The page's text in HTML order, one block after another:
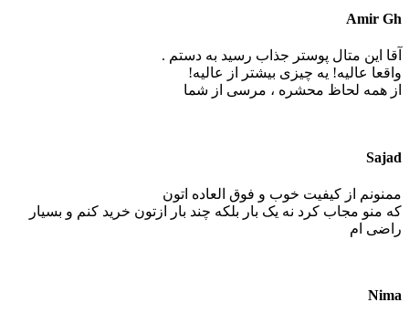
Amir Gh
آقا این متال پوستر جذاب رسید به دستم .
واقعا عالیه! یه چیزی بیشتر از عالیه!
از همه لحاظ محشره ، مرسی از شما
Sajad
ممنونم از کیفیت خوب و فوق العاده اتون
که منو مجاب کرد نه یک بار بلکه چند بار ازتون خرید کنم و بسیار
راضی ام
Nima